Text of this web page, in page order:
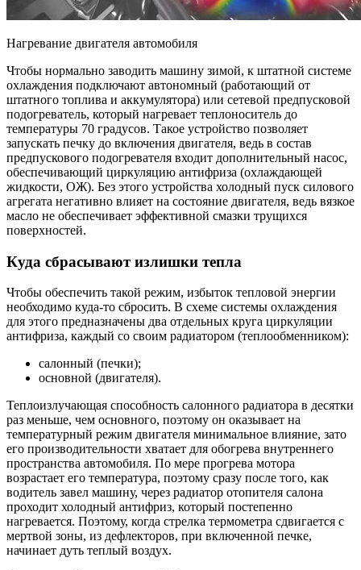
Нагревание двигателя автомобиля
Чтобы нормально заводить машину зимой, к штатной системе
охлаждения подключают автономный (работающий от
штатного топлива и аккумулятора) или сетевой предпусковой
подогреватель, который нагревает теплоноситель до
температуры 70 градусов. Такое устройство позволяет
запускать печку до включения двигателя, ведь в состав
предпускового подогревателя входит дополнительный насос,
обеспечивающий циркуляцию антифриза (охлаждающей
жидкости, ОЖ). Без этого устройства холодный пуск силового
агрегата негативно влияет на состояние двигателя, ведь вязкое
масло не обеспечивает эффективной смазки трущихся
поверхностей.
Куда сбрасывают излишки тепла
Чтобы обеспечить такой режим, избыток тепловой энергии
необходимо куда-то сбросить. В схеме системы охлаждения
для этого предназначены два отдельных круга циркуляции
антифриза, каждый со своим радиатором (теплообменником):
салонный (печки);
основной (двигателя).
Теплоизлучающая способность салонного радиатора в десятки
раз меньше, чем основного, поэтому он оказывает на
температурный режим двигателя минимальное влияние, зато
его производительности хватает для обогрева внутреннего
пространства автомобиля. По мере прогрева мотора
возрастает его температура, поэтому сразу после того, как
водитель завел машину, через радиатор отопителя салона
проходит холодный антифриз, который постепенно
нагревается. Поэтому, когда стрелка термометра сдвигается с
мертвой зоны, из дефлекторов, при включенной печке,
начинает дуть теплый воздух.